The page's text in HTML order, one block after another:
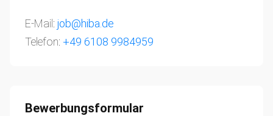
E-Mail: job@hiba.de
Telefon: +49 6108 9984959
Bewerbungsformular